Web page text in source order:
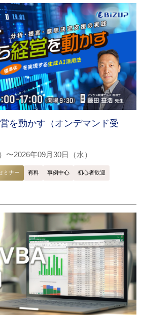
を動かす（オンデマンド受
〜2026年09月30日（水）
ミナー 有料 事例中心 初心者歓迎